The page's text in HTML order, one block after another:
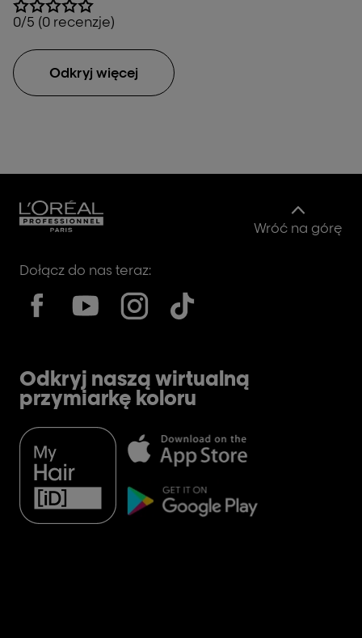
0/5 (0 recenzje)
Odkryj więcej
Wróć na górę
Dołącz do nas teraz:
Odkryj naszą wirtualną
przymiarkę koloru